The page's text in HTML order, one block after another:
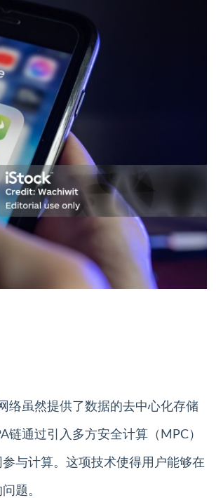
络虽然提供了数据的去中心化存储
通过引入多方安全计算（MPC）
与计算。这项技术使得用户能够在
题。